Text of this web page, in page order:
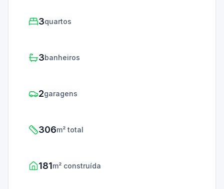
3quartos
3banheiros
2garagens
306m² total
181m² construída